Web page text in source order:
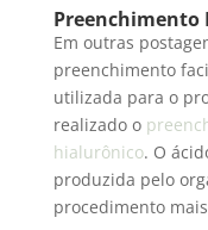
Preenchimento
Em outras
preenchimento
utilizada para o
realizado o
hialurônico. O
produzida pelo
procedimento